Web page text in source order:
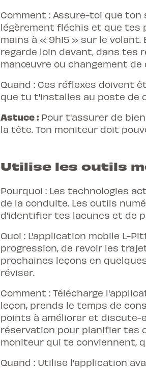
Comment : Assure-toi que
légèrement fléchis et que tes
mains à « 9h15 » sur le
regarde loin devant, dans tes
manœuvre ou changement de
Quand : Ces réflexes doivent
que tu t'installes au poste de
Astuce : Pour t'assurer de
la tête. Ton moniteur doit
Utilise les outils
Pourquoi : Les technologies
de la conduite. Les outils
d'identifier tes lacunes et de
Quoi : L'application mobile L-
progression, de revoir les
prochaines leçons en
réviser.
Comment : Télécharge
leçon, prends le temps de
points à améliorer et discute-
réservation pour planifier tes
moniteur qui te conviennent,
Quand : Utilise l'application